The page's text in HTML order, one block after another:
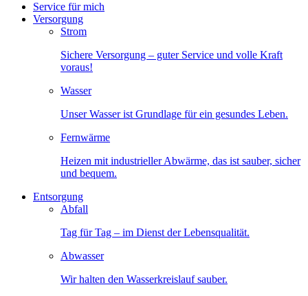
Service für mich
Versorgung
Strom
Sichere Versorgung – guter Service und volle Kraft
voraus!
Wasser
Unser Wasser ist Grundlage für ein gesundes Leben.
Fernwärme
Heizen mit industrieller Abwärme, das ist sauber, sicher
und bequem.
Entsorgung
Abfall
Tag für Tag – im Dienst der Lebensqualität.
Abwasser
Wir halten den Wasserkreislauf sauber.